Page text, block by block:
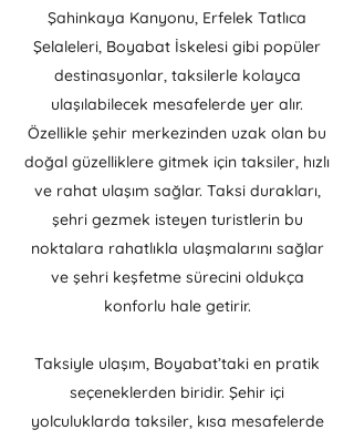
Şahinkaya Kanyonu, Erfelek Tatlıca
Şelaleleri, Boyabat İskelesi gibi popüler
destinasyonlar, taksilerle kolayca
ulaşılabilecek mesafelerde yer alır.
Özellikle şehir merkezinden uzak olan bu
doğal güzelliklere gitmek için taksiler, hızlı
ve rahat ulaşım sağlar. Taksi durakları,
şehri gezmek isteyen turistlerin bu
noktalara rahatlıkla ulaşmalarını sağlar
ve şehri keşfetme sürecini oldukça
konforlu hale getirir.
Taksiyle ulaşım, Boyabat’taki en pratik
seçeneklerden biridir. Şehir içi
yolculuklarda taksiler, kısa mesafelerde